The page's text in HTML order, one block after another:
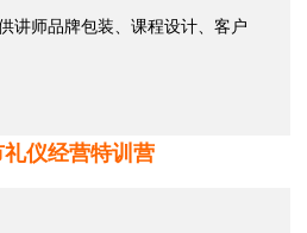
讲师品牌包装、课程设计、客户
仪经营特训营